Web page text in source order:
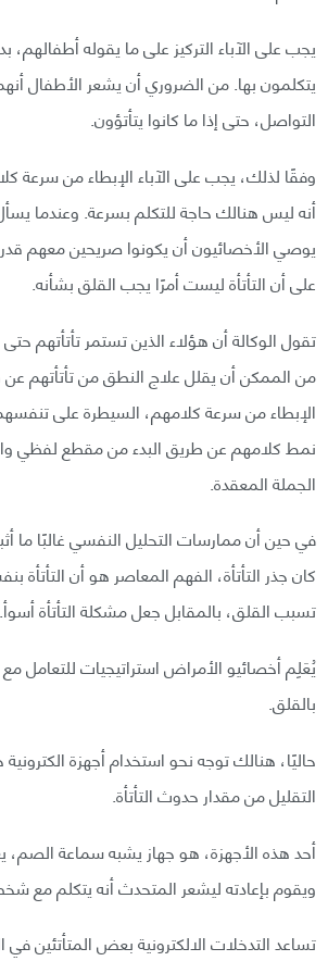
يجب على الآباء التركيز على ما يقوله أطفالهم،
يتكلمون بها. من الضروري أن يشعر الأطفال
التواصل، حتى إذا ما كانوا يتأتؤون.
وفقًا لذلك، يجب على الآباء الإبطاء من سرعة
أنه ليس هنالك حاجة للتكلم بسرعة. وعندما
يوصي الأخصائيون أن يكونوا صريحين معهم
على أن التأتأة ليست أمرًا يجب القلق بشأنه.
تقول الوكالة أن هؤلاء الذين تستمر تأتأتهم حتى
من الممكن أن يقلل علاج النطق من تأتأتهم
الإبطاء من سرعة كلامهم، السيطرة على
نمط كلامهم عن طريق البدء من مقطع لفظي
الجملة المعقدة.
في حين أن ممارسات التحليل النفسي غالبًا ما
كان جذر التأتأة، الفهم المعاصر هو أن التأتأة
تسبب القلق، بالمقابل جعل مشكلة التأتأة أسوأ.
يُعَلِم أخصائيو الأمراض استراتيجيات للتعامل
بالقلق.
حاليًا، هنالك توجه نحو استخدام أجهزة
التقليل من مقدار حدوث التأتأة.
أحد هذه الأجهزة، هو جهاز يشبه سماعة
ويقوم بإعادته ليشعر المتحدث أنه يتكلم مع
تساعد التدخلات الالكترونية بعض المتأتئين